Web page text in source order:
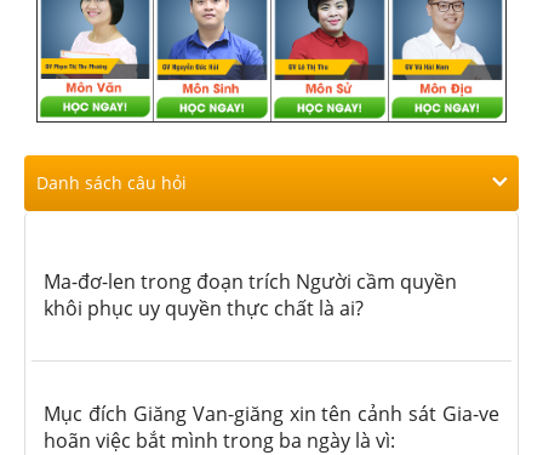
Danh sách câu hỏi
Ma-đơ-len trong đoạn trích Người cầm quyền
khôi phục uy quyền thực chất là ai?
Mục đích Giăng Van-giăng xin tên cảnh sát Gia-ve
hoãn việc bắt mình trong ba ngày là vì: